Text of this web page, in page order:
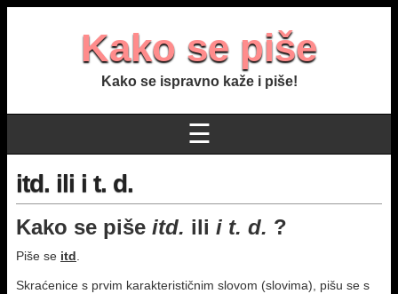
Kako se piše
Kako se ispravno kaže i piše!
☰
itd. ili i t. d.
Kako se piše itd. ili i t. d. ?
Piše se itd
Skraćenice s prvim karakterističnim slovom (slovima), pišu se s